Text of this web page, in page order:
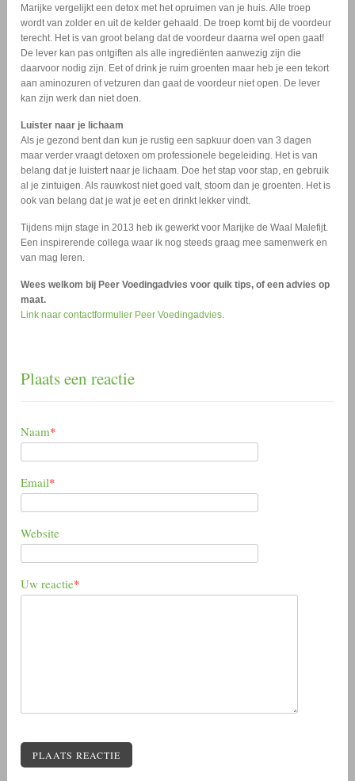
Marijke vergelijkt een detox met het opruimen van je huis. Alle troep
wordt van zolder en uit de kelder gehaald. De troep komt bij de voordeur
terecht. Het is van groot belang dat de voordeur daarna wel open gaat!
De lever kan pas ontgiften als alle ingrediënten aanwezig zijn die
daarvoor nodig zijn. Eet of drink je ruim groenten maar heb je een tekort
aan aminozuren of vetzuren dan gaat de voordeur niet open. De lever
kan zijn werk dan niet doen.
Luister naar je lichaam
Als je gezond bent dan kun je rustig een sapkuur doen van 3 dagen
maar verder vraagt detoxen om professionele begeleiding. Het is van
belang dat je luistert naar je lichaam. Doe het stap voor stap, en gebruik
al je zintuigen. Als rauwkost niet goed valt, stoom dan je groenten. Het is
ook van belang dat je wat je eet en drinkt lekker vindt.
Tijdens mijn stage in 2013 heb ik gewerkt voor Marijke de Waal Malefijt.
Een inspirerende collega waar ik nog steeds graag mee samenwerk en
van mag leren.
Wees welkom bij Peer Voedingadvies voor quik tips, of een advies op
maat.
Link naar contactformulier Peer Voedingadvies.
Plaats een reactie
Naam*
Email*
Website
Uw reactie*
PLAATS REACTIE